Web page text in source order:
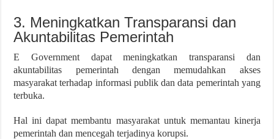
3. Meningkatkan Transparansi dan
Akuntabilitas Pemerintah
E Government dapat meningkatkan transparansi dan
akuntabilitas pemerintah dengan memudahkan akses
masyarakat terhadap informasi publik dan data pemerintah yang
terbuka.
Hal ini dapat membantu masyarakat untuk memantau kinerja
pemerintah dan mencegah terjadinya korupsi.